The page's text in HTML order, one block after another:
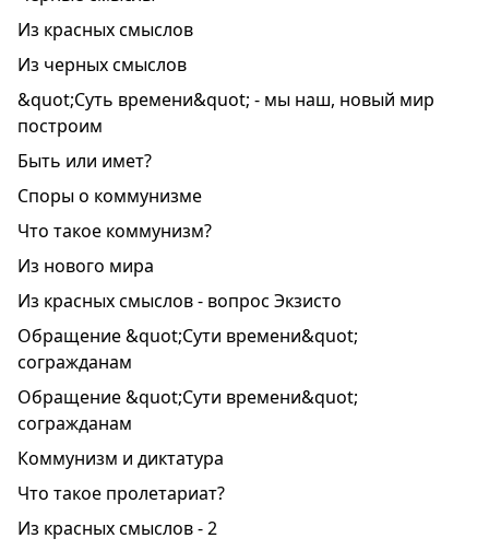
Из красных смыслов
Из черных смыслов
&quot;Суть времени&quot; - мы наш, новый мир
построим
Быть или имет?
Споры о коммунизме
Что такое коммунизм?
Из нового мира
Из красных смыслов - вопрос Экзисто
Обращение &quot;Сути времени&quot;
согражданам
Обращение &quot;Сути времени&quot;
согражданам
Коммунизм и диктатура
Что такое пролетариат?
Из красных смыслов - 2